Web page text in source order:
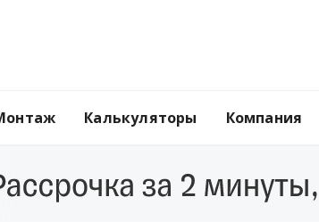
Калькуляторы Компания